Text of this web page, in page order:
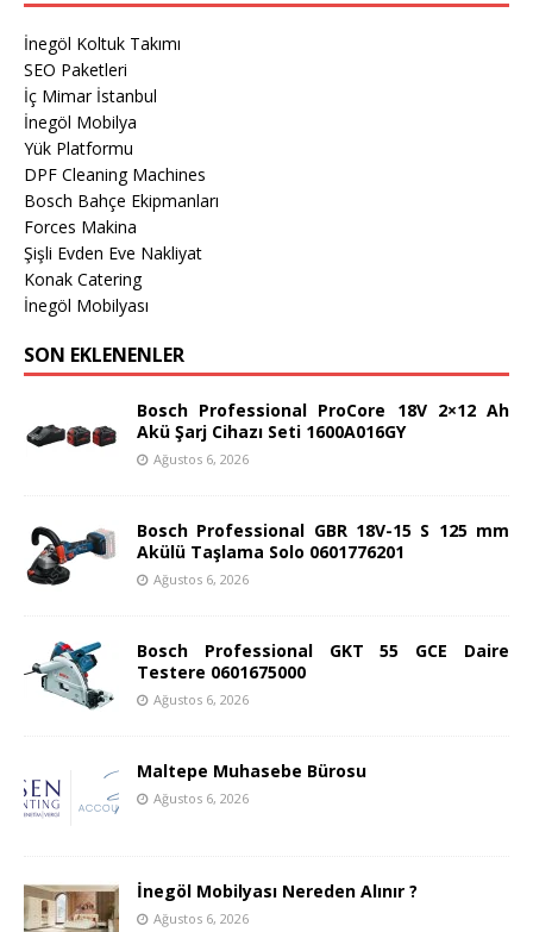
İnegöl Koltuk Takımı
SEO Paketleri
İç Mimar İstanbul
İnegöl Mobilya
Yük Platformu
DPF Cleaning Machines
Bosch Bahçe Ekipmanları
Forces Makina
Şişli Evden Eve Nakliyat
Konak Catering
İnegöl Mobilyası
SON EKLENENLER
Bosch Professional ProCore 18V 2×12 Ah
Akü Şarj Cihazı Seti 1600A016GY
Ağustos 6, 2026
Bosch Professional GBR 18V-15 S 125 mm
Akülü Taşlama Solo 0601776201
Ağustos 6, 2026
Bosch Professional GKT 55 GCE Daire
Testere 0601675000
Ağustos 6, 2026
Maltepe Muhasebe Bürosu
Ağustos 6, 2026
İnegöl Mobilyası Nereden Alınır ?
Ağustos 6, 2026